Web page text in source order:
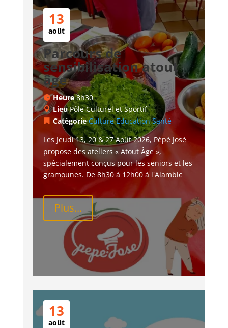
13
août
Parcours de
sensibilisation atout
âge
Heure8h30
LieuPôle Culturel et Sportif
CatégorieCulture Education Santé
Les Jeudi 13, 20 & 27 Août 2026, Pépé José
propose des ateliers « Atout Âge »,
spécialement conçus pour les seniors et les
gramounes. De 8h30 à 12h00 à l'Alambic
Plus...
13
août